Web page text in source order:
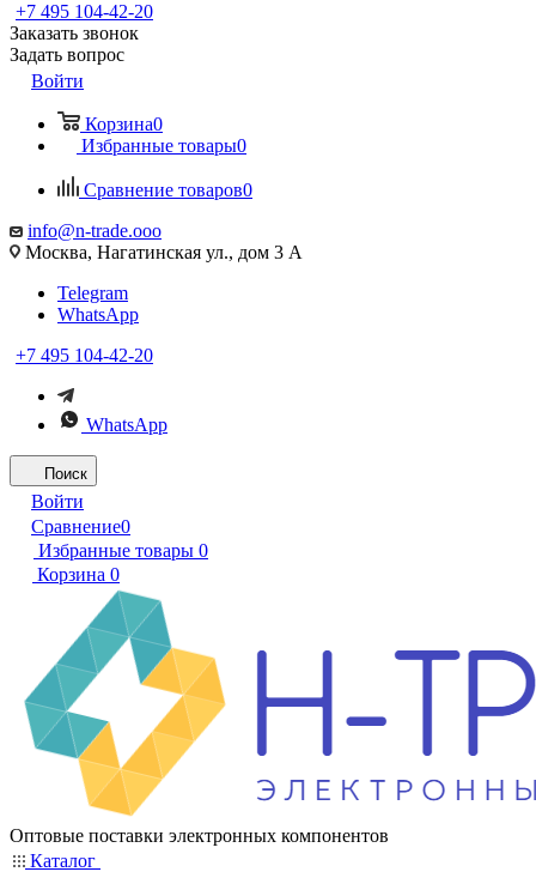
+7 495 104-42-20
Заказать звонок
Задать вопрос
Войти
Корзина0
Избранные товары0
Сравнение товаров0
info@n-trade.ooo
Москва, Нагатинская ул., дом 3 А
Telegram
WhatsApp
+7 495 104-42-20
WhatsApp
Поиск
Войти
Сравнение0
Избранные товары 0
Корзина 0
Оптовые поставки электронных компонентов
Каталог